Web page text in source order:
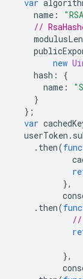
var
name :
//
new
hash :
{
name :
}
};
var
userToken .
. then(
},
. then(
//
},